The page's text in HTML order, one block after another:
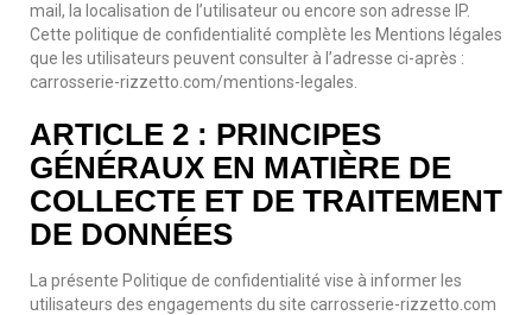
mail, la localisation de l’utilisateur ou encore son adresse IP.
Cette politique de confidentialité complète les Mentions légales
que les utilisateurs peuvent consulter à l’adresse ci-après :
carrosserie-rizzetto.com/mentions-legales.
ARTICLE 2 : PRINCIPES
GÉNÉRAUX EN MATIÈRE DE
COLLECTE ET DE TRAITEMENT
DE DONNÉES
La présente Politique de confidentialité vise à informer les
utilisateurs des engagements du site carrosserie-rizzetto.com